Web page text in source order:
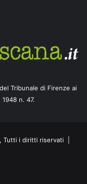
Tribunale di Firenze ai
n. 47.
Tutti i diritti riservati |